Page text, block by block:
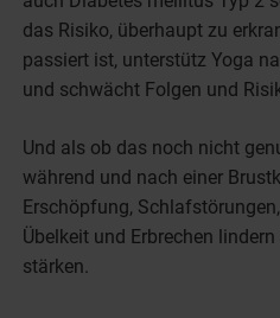
das Risiko, überhaupt zu
passiert ist, unterstütz Yoga
und schwächt Folgen und
Und als ob das noch nicht
während und nach einer
Erschöpfung,
Übelkeit und Erbrechen
stärken.